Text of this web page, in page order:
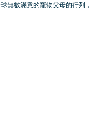
無數滿意的寵物父母的行列，